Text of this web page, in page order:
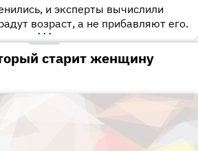
и эксперты вычислили
возраст, а не прибавляют его.
•••
старит женщину